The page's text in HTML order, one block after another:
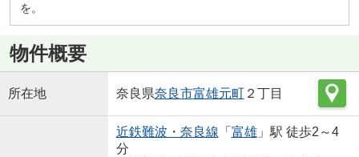
を。
物件概要
所在地 奈良県奈良市富雄元町２丁目
近鉄難波・奈良線 「 富雄」駅 徒歩2～4
分